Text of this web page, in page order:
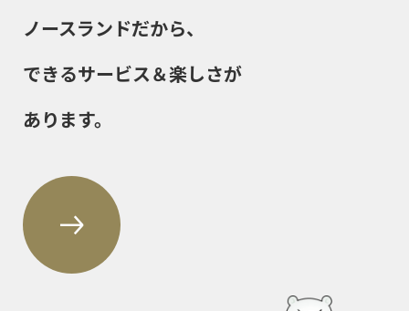
ノースランドだから、
できるサービス＆楽しさが
あります。